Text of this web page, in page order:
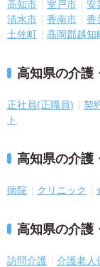
高知市 室戸市 安
清水市
香南市 香
土佐町
高岡郡越知
高知県の介護
正社員(正職員) 契
ト
高知県の介護
病院 クリニック
高知県の介護
訪問介護 介護老人